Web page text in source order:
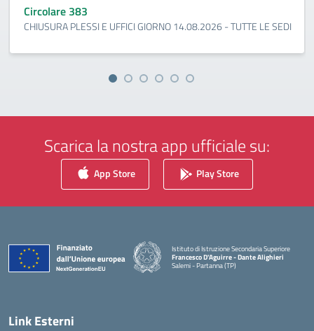
Circolare 383
CHIUSURA PLESSI E UFFICI GIORNO 14.08.2026 - TUTTE LE SEDI
Scarica la nostra app ufficiale su:
App Store Play Store
Istituto di Istruzione Secondaria Superiore
Francesco D'Aguirre - Dante Alighieri
Salemi - Partanna (TP)
Link Esterni